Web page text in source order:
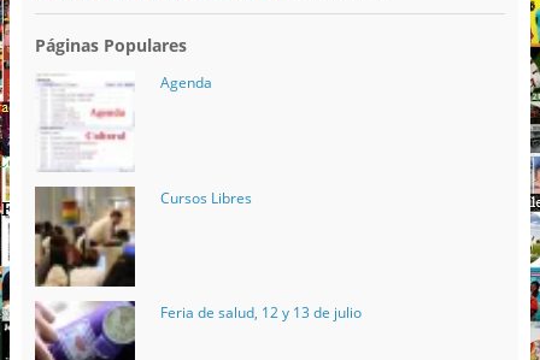
Páginas Populares
Agenda
Cursos Libres
Feria de salud, 12 y 13 de julio